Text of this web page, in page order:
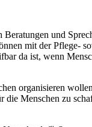
und
mit der Pflege-
da ist, wenn
organisieren
Menschen zu